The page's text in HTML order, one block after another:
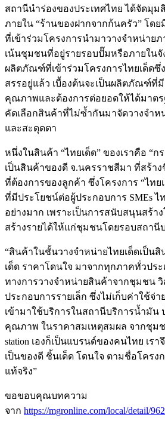
สถานีนำร่องของประเทศไทย ได้จัดมุม
ภายใน “ร้านของฝากจากก้นครัว” โ
ที่เข้าร่วมโครงการนำมาวางจำหน่ายภ
เน้นชุมชนที่อยู่รายรอบปั๊มหรือภายใน
ผลิตภัณฑ์ที่เข้าร่วมโครงการไทยเด็ดซึ่
สรรอยู่แล้ว เบื้องต้นจะเป็นผลิตภัณฑ์ที่
คุณภาพและต้องการต่อยอดให้ได้มาตร
คัดเลือกสินค้าที่ไม่ซ้ำกันมาจัดวางจำห
และสะดุดตา
หนึ่งในสินค้า “ไทยเด็ด” ของเราคือ “
เป็นสินค้าของดี จ.นครราชสีมา ที่สร้า
ที่ต้องการของลูกค้า ซึ่งโครงการ “ไทย
ที่มีประโยชน์ต่อผู้ประกอบการ SMEs
อย่างมาก เพราะเป็นการสนับสนุนสร้า
สร้างรายได้ให้แก่ชุมชนโดยรอบสถานี
“สินค้าในชั้นวางจำหน่ายไทยเด็ดเป็น
เด็ด ราคาโดนใจ มาจากทุกภาคทั่วประ
ทางการวางจำหน่ายสินค้าจากชุมชน
ประกอบการรายเล็ก ซึ่งไม่เก็บค่าใช้จ่
เข้ามาใช้บริการในสถานีบริการน้ำมัน
คุณภาพ ในราคาสมเหตุสมผล จากชุมช
station เองก็เป็นแบรนด์ของคนไทย เร
เป็นของดี ชิ้นเด็ด โดนใจ ตามชื่อโครงก
แท้จริง”
ขอขอบคุณบทความ
จาก https://mgronline.com/local/detail/